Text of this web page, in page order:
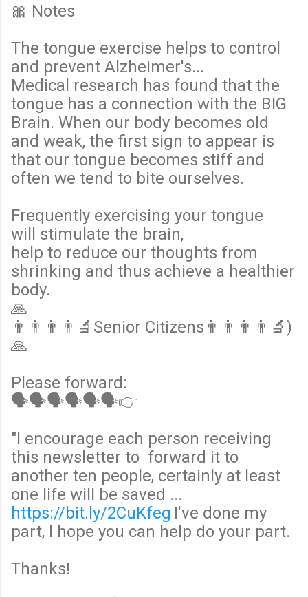
🎀 Notes
The tongue exercise helps to control
and prevent Alzheimer's...
Medical research has found that the
tongue has a connection with the BIG
Brain. When our body becomes old
and weak, the first sign to appear is
that our tongue becomes stiff and
often we tend to bite ourselves.
Frequently exercising your tongue
will stimulate the brain,
help to reduce our thoughts from
shrinking and thus achieve a healthier
body.
🙏
👨👨👨👨‍🔬Senior Citizens👨👨👨👨‍🔬)
🙏
Please forward:
🗣🗣🗣🗣🗣🗣👉
"I encourage each person receiving
this newsletter to forward it to
another ten people, certainly at least
one life will be saved ...
https://bit.ly/2CuKfeg I've done my
part, I hope you can help do your part.
Thanks!